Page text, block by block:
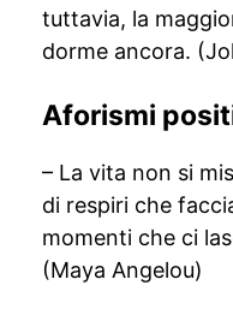
tuttavia, la
dorme ancora.
Aforismi
– La vita non si
di respiri che
momenti che ci
(Maya Angelou)